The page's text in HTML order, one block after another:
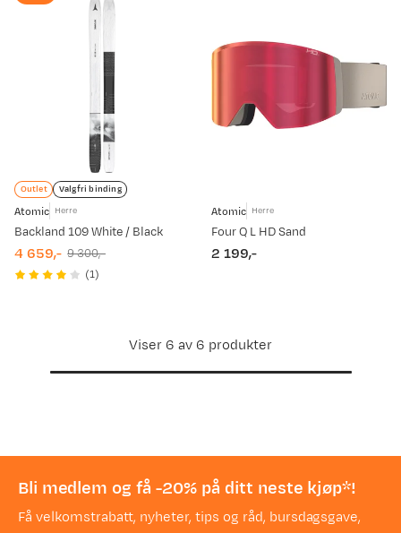
Outlet Valgfri binding
Atomic Herre
Backland 109 White / Black
discounted
price
4 659,-
original
price
9 300,-
(1)
Atomic Herre
Four Q L HD Sand
price
2 199,-
Viser 6 av 6 produkter
Bli medlem og få -20% på ditt neste kjøp*!
Få velkomstrabatt, nyheter, tips og råd, bursdagsgave,